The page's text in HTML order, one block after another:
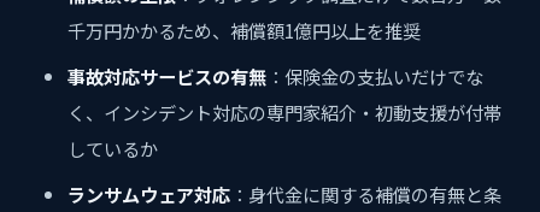
千万円かかるため、補償額1億円以上を推奨
事故対応サービスの有無 ：保険金の支払いだけでな
く、インシデント対応の専門家紹介・初動支援が付帯
しているか
ランサムウェア対応 ：身代金に関する補償の有無と条